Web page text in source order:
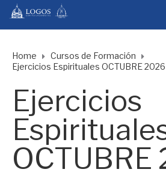
Home
Cursos de Formación
Ejercicios Espirituales OCTUBRE 2026
Ejercicios
OCTUBRE